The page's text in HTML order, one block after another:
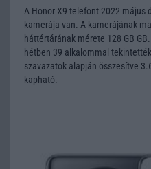
A Honor X9 telefont 2022 május
kamerája van. A kamerájának
háttértárának mérete 128 GB
hétben 39 alkalommal
szavazatok alapján összesítve
kapható.